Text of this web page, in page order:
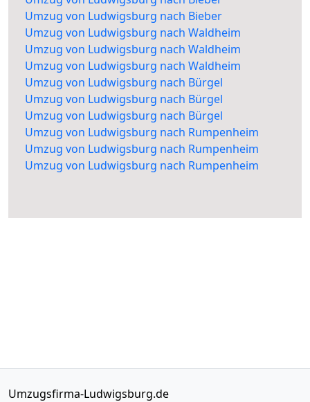
Umzug von Ludwigsburg nach Bieber
Umzug von Ludwigsburg nach Waldheim
Umzug von Ludwigsburg nach Waldheim
Umzug von Ludwigsburg nach Waldheim
Umzug von Ludwigsburg nach Bürgel
Umzug von Ludwigsburg nach Bürgel
Umzug von Ludwigsburg nach Bürgel
Umzug von Ludwigsburg nach Rumpenheim
Umzug von Ludwigsburg nach Rumpenheim
Umzug von Ludwigsburg nach Rumpenheim
Umzugsfirma-Ludwigsburg.de